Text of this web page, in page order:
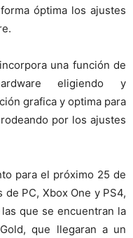
óptima los ajustes
una función de
eligiendo y
grafica y optima para
por los ajustes
para el próximo 25 de
de PC, Xbox One y PS4,
que se encuentran la
que llegaran a un